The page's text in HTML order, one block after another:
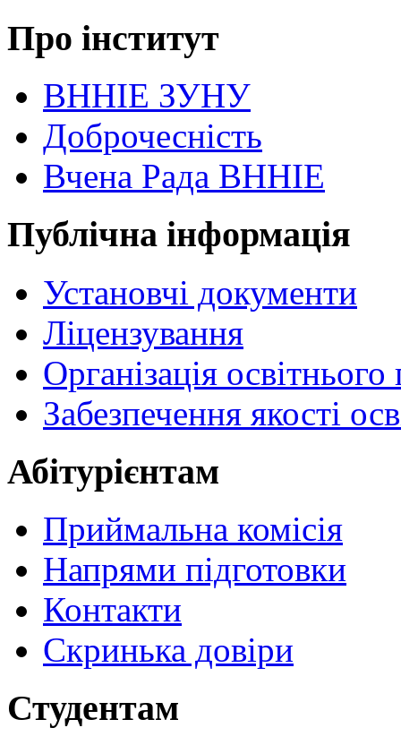
Про інститут
ВННІЕ ЗУНУ
Доброчесність
Вчена Рада ВННІЕ
Публічна інформація
Установчі документи
Ліцензування
Організація
Забезпечення якості
Абітурієнтам
Приймальна комісія
Напрями підготовки
Контакти
Скринька довіри
Студентам